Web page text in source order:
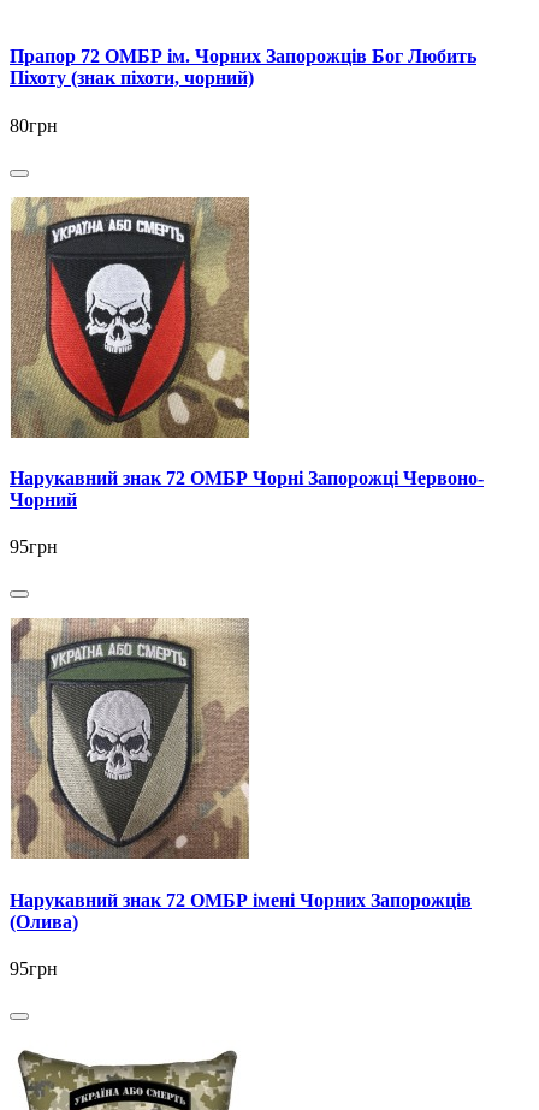
Прапор 72 ОМБР ім. Чорних Запорожців Бог Любить
Піхоту (знак піхоти, чорний)
80грн
Нарукавний знак 72 ОМБР Чорні Запорожці Червоно-
Чорний
95грн
Нарукавний знак 72 ОМБР імені Чорних Запорожців
(Олива)
95грн